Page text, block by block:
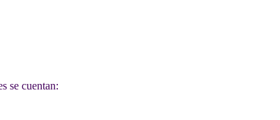
se cuentan: